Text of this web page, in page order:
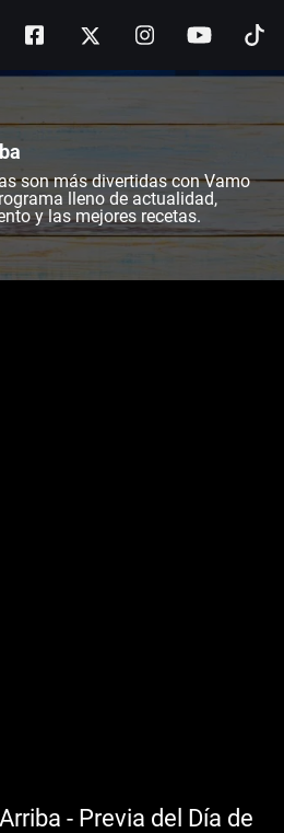
son más divertidas con Vamo
lleno de actualidad,
y las mejores recetas.
- Previa del Día de